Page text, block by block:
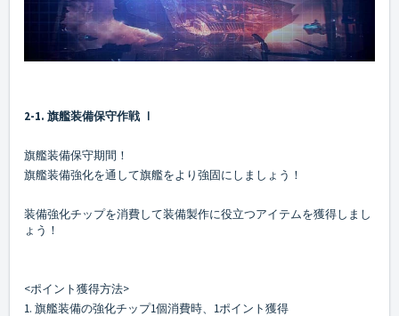
2-1. 旗艦装備保守作戦 Ⅰ
旗艦装備保守期間！
旗艦装備強化を通して旗艦をより強固にしましょう！
装備強化チップを消費して装備製作に役立つアイテムを獲得しまし
ょう！
<ポイント獲得方法>
1. 旗艦装備の強化チップ1個消費時、1ポイント獲得